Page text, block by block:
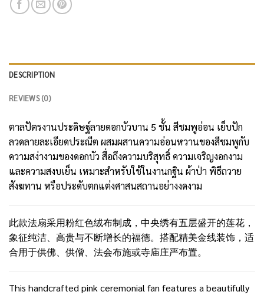
DESCRIPTION
REVIEWS (0)
ตาลปัตรงานประดิษฐ์ลายดอกบัวบาน 5 ชั้น สีชมพูอ่อน เย็บปัก
ลวดลายละเอียดประณีต ผสมผสานความอ่อนหวานของสีชมพูกับ
ความสง่างามของดอกบัว สื่อถึงความบริสุทธิ์ ความเจริญงอกงาม
และความสงบเย็น เหมาะสำหรับใช้ในงานกฐิน ผ้าป่า พิธีถวาย
สังฆทาน หรือประดับตกแต่งศาสนสถานอย่างงดงาม
此款法扇采用粉红色绒布制成，中央绣有五层盛开的莲花，
象征纯洁、高贵与不断增长的福德。搭配精美金线装饰，适
合用于供佛、供僧、法会布施或寺庙庄严布置。
This handcrafted pink ceremonial fan features a beautifully